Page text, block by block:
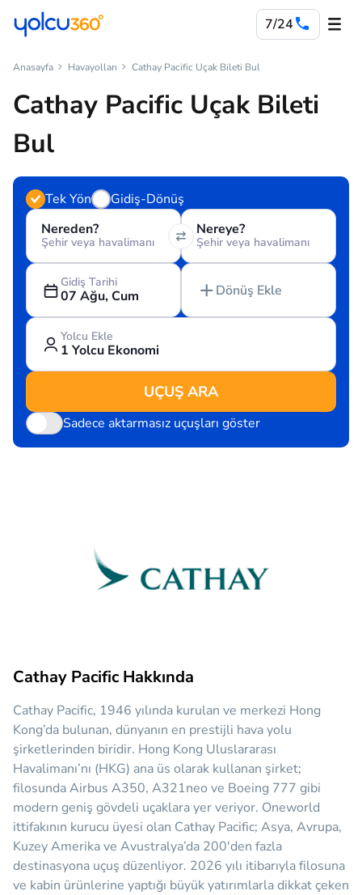
7/24
Anasayfa Havayolları Cathay Pacific Uçak Bileti Bul
Cathay Pacific Uçak Bileti
Bul
Tek Yön
Gidiş-Dönüş
Nereden?
Şehir veya havalimanı
Nereye?
Şehir veya havalimanı
Gidiş Tarihi
07 Ağu, Cum Dönüş Ekle
Yolcu Ekle
1 Yolcu Ekonomi
UÇUŞ ARA
Sadece aktarmasız uçuşları göster
Cathay Pacific Hakkında
Cathay Pacific, 1946 yılında kurulan ve merkezi Hong
Kong’da bulunan, dünyanın en prestijli hava yolu
şirketlerinden biridir. Hong Kong Uluslararası
Havalimanı’nı (HKG) ana üs olarak kullanan şirket;
filosunda Airbus A350, A321neo ve Boeing 777 gibi
modern geniş gövdeli uçaklara yer veriyor. Oneworld
ittifakının kurucu üyesi olan Cathay Pacific; Asya, Avrupa,
Kuzey Amerika ve Avustralya’da 200'den fazla
destinasyona uçuş düzenliyor. 2026 yılı itibarıyla filosuna
ve kabin ürünlerine yaptığı büyük yatırımlarla dikkat çeken